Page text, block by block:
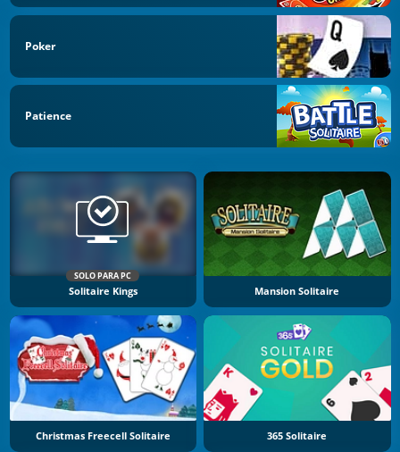
Poker
Patience
SOLO PARA PC
Solitaire Kings Mansion Solitaire
Christmas Freecell Solitaire 365 Solitaire